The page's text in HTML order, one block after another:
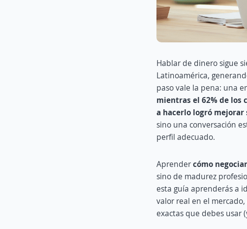
Hablar de dinero sigue
Latinoamérica,
paso vale la pena: una
mientras el 62% de los
a hacerlo logró mejorar
sino una conversación
perfil adecuado.
Aprendercómo
sino de madurez
esta guía aprenderás a
valor real en el
exactas que debes usar